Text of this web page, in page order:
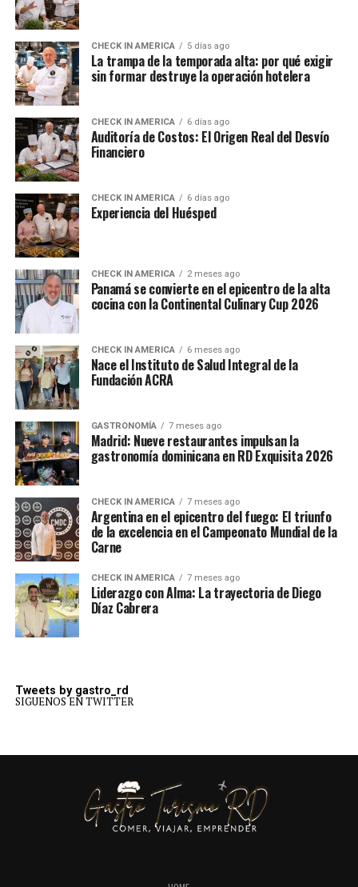
CHECK IN AMERICA 5 días ago
La trampa de la temporada alta: por qué exigir
sin formar destruye la operación hotelera
CHECK IN AMERICA 6 días ago
Auditoría de Costos: El Origen Real del Desvío
Financiero
CHECK IN AMERICA 6 días ago
Experiencia del Huésped
CHECK IN AMERICA 2 meses ago
Panamá se convierte en el epicentro de la alta
cocina con la Continental Culinary Cup 2026
CHECK IN AMERICA 6 meses ago
Nace el Instituto de Salud Integral de la
Fundación ACRA
GASTRONOMÍA 7 meses ago
Madrid: Nueve restaurantes impulsan la
gastronomía dominicana en RD Exquisita 2026
CHECK IN AMERICA 7 meses ago
Argentina en el epicentro del fuego: El triunfo
de la excelencia en el Campeonato Mundial de la
Carne
CHECK IN AMERICA 7 meses ago
Liderazgo con Alma: La trayectoria de Diego
Díaz Cabrera
Tweets by gastro_rd
SIGUENOS EN TWITTER